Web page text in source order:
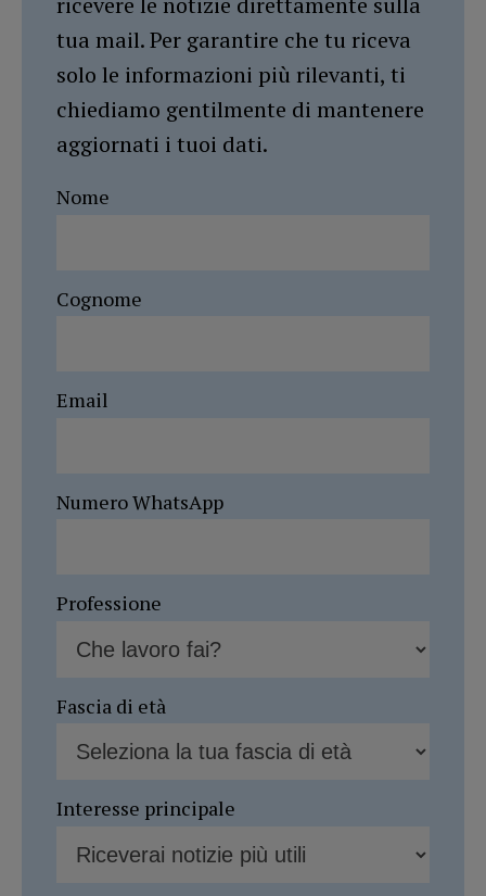
tua mail. Per garantire che tu riceva
solo le informazioni più rilevanti, ti
chiediamo gentilmente di mantenere
aggiornati i tuoi dati.
Nome
Cognome
Email
Numero WhatsApp
Professione
Fascia di età
Interesse principale